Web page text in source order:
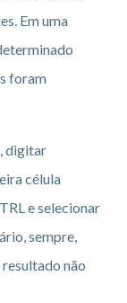
Em uma
foram
digitar
célula
e selecionar
sempre,
não